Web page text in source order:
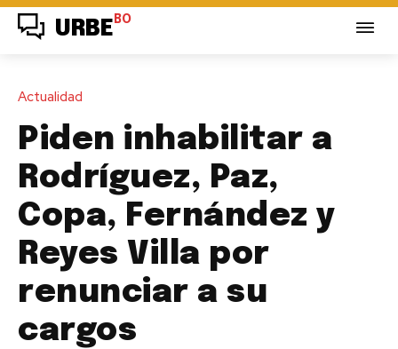
URBE BO
Actualidad
Piden inhabilitar a
Rodríguez, Paz,
Copa, Fernández y
Reyes Villa por
renunciar a su
cargos